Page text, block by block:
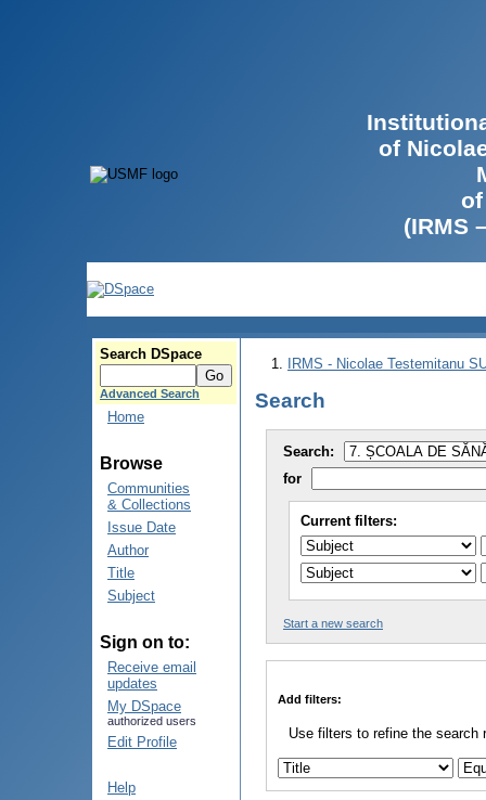
of
(IRMS
Search DSpace
Advanced Search
Home
Browse
Communities
& Collections
Issue Date
Author
Title
Subject
Sign on to:
Receive email
updates
My DSpace
authorized users
Edit Profile
Help
IRMS - Nicolae Testemitanu
Search
Search:
for
Current filters:
Start a new search
Add filters:
Use filters to refine the search